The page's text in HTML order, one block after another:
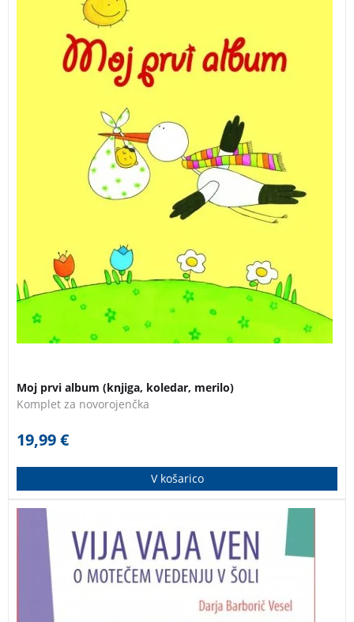
koledar in merilni trak. Zelo primerno darilo ob rojstvu
Moj prvi album (knjiga, koledar, merilo)
Komplet za novorojenčka
19,99€
V košarico
Knjiga na razumljiv način ponudi teoretični vpogled v
vzroke motečega vedenja, potem pa s praktičnimi
primeri in brez olepševanja ponudi možnosti
uravnavanja le-tega.